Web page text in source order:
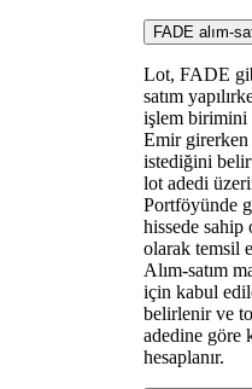
FADE alım-
Lot, FADE
satım
işlem birimini
Emir
istediğini
lot adedi
Portföyünde
hissede
olarak temsil
Alım-satım
için kabul
belirlenir ve
adedine göre
hesaplanır.